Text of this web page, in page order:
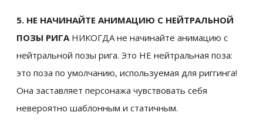
5. НЕ НАЧИНАЙТЕ АНИМАЦИЮ С НЕЙТРАЛЬНОЙ
ПОЗЫ РИГА НИКОГДА не начинайте анимацию с
нейтральной позы рига. Это НЕ нейтральная поза:
это поза по умолчанию, используемая для риггинга!
Она заставляет персонажа чувствовать себя
невероятно шаблонным и статичным.